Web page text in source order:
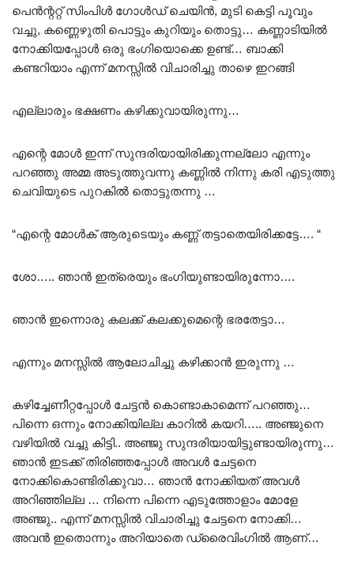
പെൻന്ററ്റ് സിംപിൾ ഗോൾഡ് ചെയിൻ, മുടി കെട്ടി പൂവും
വച്ചു, കണ്ണെഴുതി പൊട്ടും കുറിയും തൊട്ടു… കണ്ണാടിയിൽ
നോക്കിയപ്പോൾ ഒരു ഭംഗിയൊക്കെ ഉണ്ട്… ബാക്കി
കണ്ടറിയാം എന്ന് മനസ്സിൽ വിചാരിച്ചു താഴെ ഇറങ്ങി
എല്ലാരും ഭക്ഷണം കഴിക്കുവായിരുന്നു…
എന്റെ മോൾ ഇന്ന് സുന്ദരിയായിരിക്കുന്നല്ലോ എന്നും
പറഞ്ഞു അമ്മ അടുത്തുവന്നു കണ്ണിൽ നിന്നു കരി എടുത്തു
ചെവിയുടെ പുറകിൽ തൊട്ടുതന്നു …
“എന്റെ മോൾക് ആരുടെയും കണ്ണ് തട്ടാതെയിരിക്കട്ടേ…. “
ശോ….. ഞാൻ ഇത്രെയും ഭംഗിയുണ്ടായിരുന്നോ….
ഞാൻ ഇന്നൊരു കലക്ക് കലക്കുമെന്റെ ഭരതേട്ടാ…
എന്നും മനസ്സിൽ ആലോചിച്ചു കഴിക്കാൻ ഇരുന്നു …
കഴിച്ചേണീറ്റപ്പോൾ ചേട്ടൻ കൊണ്ടാകാമെന്ന് പറഞ്ഞു…
പിന്നെ ഒന്നും നോക്കിയില്ല കാറിൽ കയറി….. അഞ്ജുനെ
വഴിയിൽ വച്ചു കിട്ടി.. അഞ്ജു സുന്ദരിയായിട്ടുണ്ടായിരുന്നു…
ഞാൻ ഇടക്ക് തിരിഞ്ഞപ്പോൾ അവൾ ചേട്ടനെ
നോക്കികൊണ്ടിരിക്കുവാ… ഞാൻ നോക്കിയത് അവൾ
അറിഞ്ഞില്ല … നിന്നെ പിന്നെ എടുത്തോളാം മോളേ
അഞ്ജു.. എന്ന് മനസ്സിൽ വിചാരിച്ചു ചേട്ടനെ നോക്കി…
അവൻ ഇതൊന്നും അറിയാതെ ഡ്രൈവിംഗിൽ ആണ്…